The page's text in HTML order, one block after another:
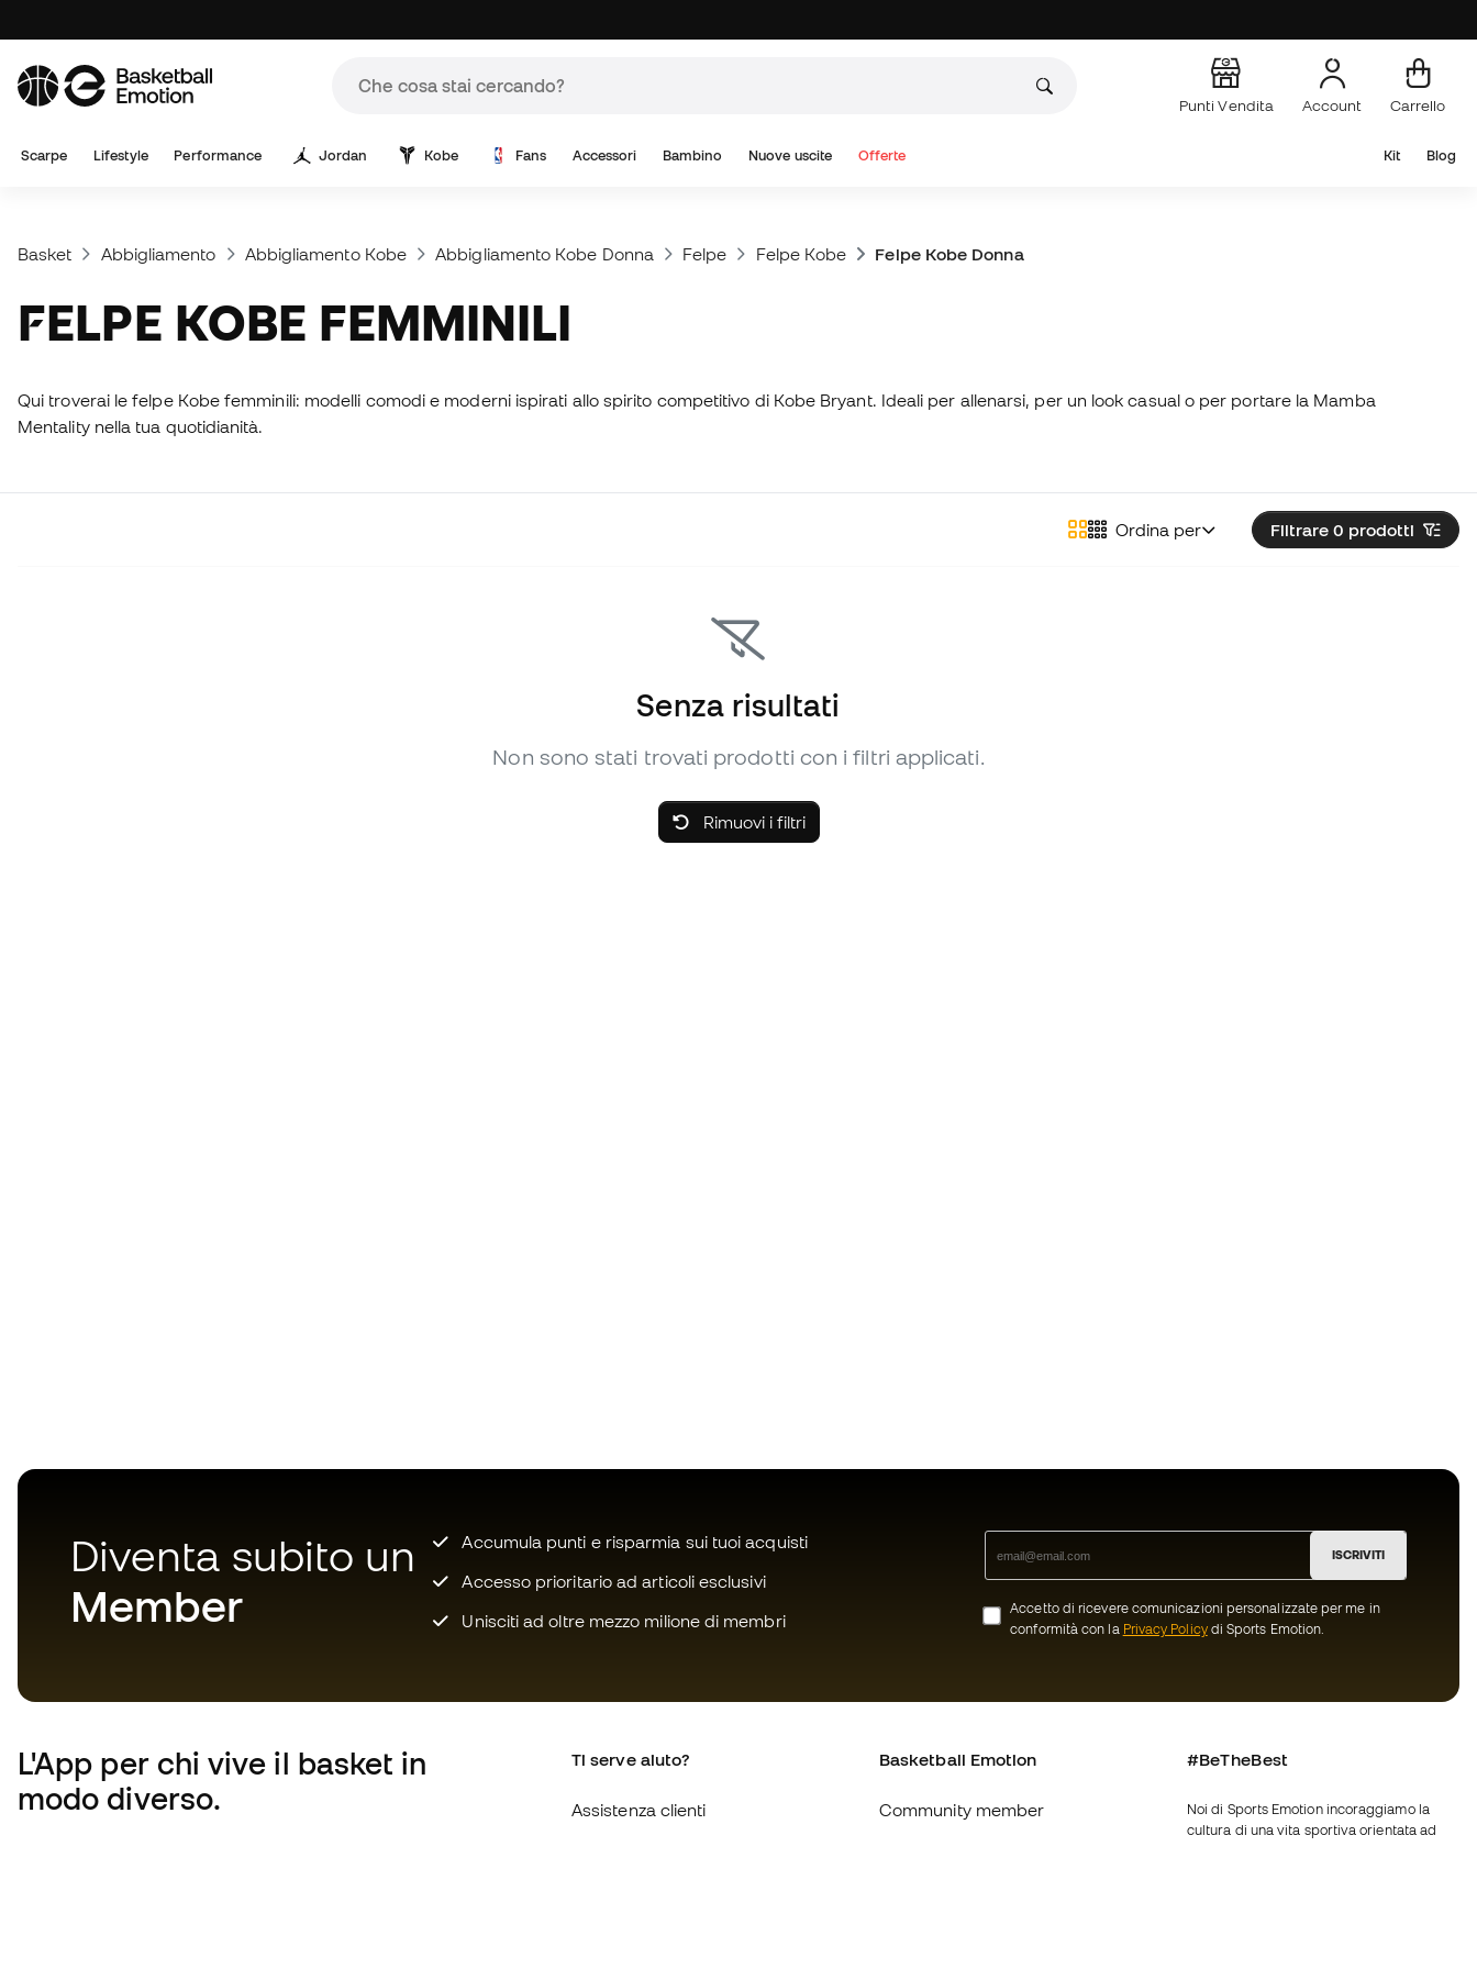
Punti Vendita Account Carrello
Scarpe Lifestyle Performance Jordan Kobe Fans Accessori Bambino Nuove uscite Offerte Kit Blog
Basket Abbigliamento Abbigliamento Kobe Abbigliamento Kobe Donna Felpe Felpe Kobe Felpe Kobe Donna
FELPE KOBE FEMMINILI
Qui troverai le felpe Kobe femminili: modelli comodi e moderni ispirati allo spirito competitivo di Kobe Bryant. Ideali per allenarsi, per un look casual o per portare la Mamba
Mentality nella tua quotidianità.
Filtrare 0 prodotti
Ordina per
Senza risultati
Non sono stati trovati prodotti con i filtri applicati.
Rimuovi i filtri
Diventa subito un
Member
Accumula punti e risparmia sui tuoi acquisti
Accesso prioritario ad articoli esclusivi
Unisciti ad oltre mezzo milione di membri
ISCRIVITI
Accetto di ricevere comunicazioni personalizzate per me in
conformità con la Privacy Policydi Sports Emotion.
L'App per chi vive il basket in
modo diverso.
Ti serve aiuto?
Assistenza clienti
Basketball Emotion
Community member
#BeTheBest
Noi di Sports Emotion incoraggiamo la
cultura di una vita sportiva orientata ad